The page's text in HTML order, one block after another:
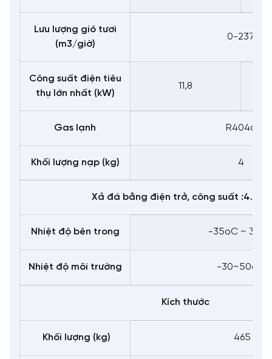
Lưu lượng gió tươi
(m3/giờ)
0-237
Công suất điện tiêu
thụ lớn nhất (kW)
11,8
Gas lạnh R404a
Khối lượng nạp (kg) 4
Xả đá bằng điện trở, công suất
Nhiệt độ bên trong -35oC ~
Nhiệt độ môi trường -30~50oC
Kích thước
Khối lượng (kg) 465